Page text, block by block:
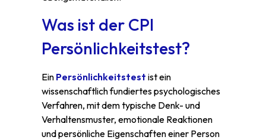
Was ist der CPI
Persönlichkeitstest?
Ein Persönlichkeitstest ist ein
wissenschaftlich fundiertes psychologisches
Verfahren, mit dem typische Denk- und
Verhaltensmuster, emotionale Reaktionen
und persönliche Eigenschaften einer Person